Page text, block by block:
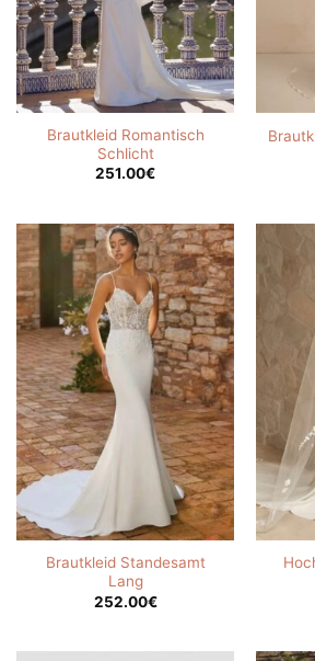
Brautkleid Romantisch
Schlicht
251.00€
Brautkleid Standesamt
Lang
252.00€